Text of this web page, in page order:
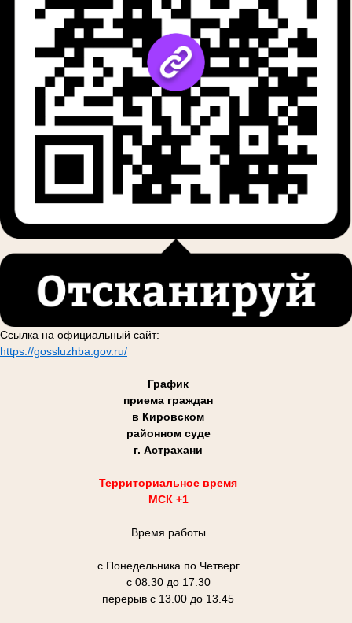
Ссылка на официальный сайт:
https://gossluzhba.gov.ru/
График
приема граждан
в Кировском
районном суде
г. Астрахани
Территориальное время
МСК +1
Время работы
с Понедельника по Четверг
с 08.30 до 17.30
перерыв с 13.00 до 13.45